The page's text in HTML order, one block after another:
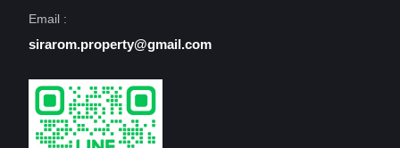
Email :
sirarom.property@gmail.com